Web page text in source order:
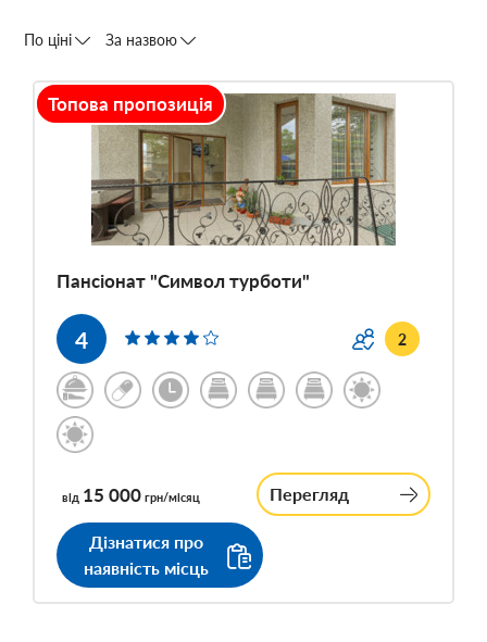
По ціні За назвою
Топова пропозиція
Пансіонат "Символ турботи"
4 2
від 15 000 грн/місяц Перегляд
Дізнатися про
наявність місць